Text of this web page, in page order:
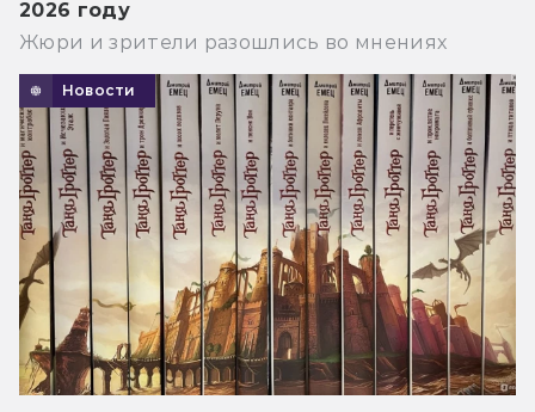
2026 году
Жюри и зрители разошлись во мнениях
Новости